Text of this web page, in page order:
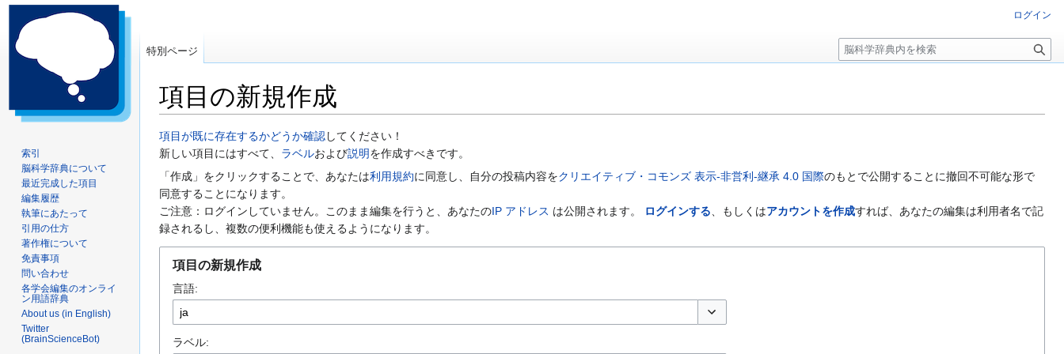
項目の新規作成
ナ
ビ
ゲ
ー
シ
ョ
検
索
に
移
動
項目が既に存在するかどうか確認してください！
新しい項目にはすべて、 ラベルおよび説明を作成すべきです。
「作成」をクリックすることで、あなたは利用規約に同意し、自分の投稿内容をクリエイティブ・コモンズ 表示-非営利-継承 4.0 国際のもとで公開することに撤回不可能な形で
同意することになります。
ご注意：ログインしていません。このまま編集を行うと、あなたのIP アドレス は公開されます。 ログインする、もしくはアカウントを作成すれば、あなたの編集は利用者名で記
録されるし、複数の便利機能も使えるようになります。
項目の新規作成
言語:
ラベル:
ログイン
特別ページ
検
索
索引
脳科学辞典について
最近完成した項目
編集履歴
執筆にあたって
引用の仕方
著作権について
免責事項
問い合わせ
各学会編集のオンライ
ン用語辞典
About us (in English)
Twitter
(BrainScienceBot)